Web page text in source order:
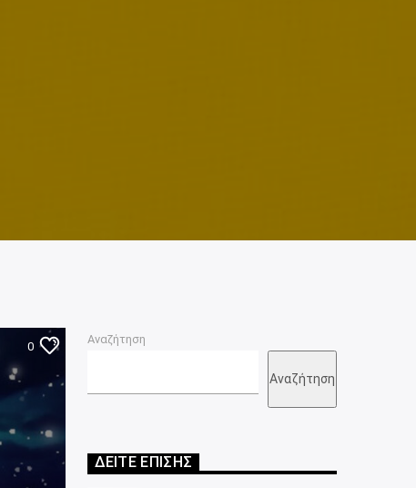
0
Αναζήτηση
Αναζήτηση
ΔΕΙΤΕ ΕΠΙΣΗΣ